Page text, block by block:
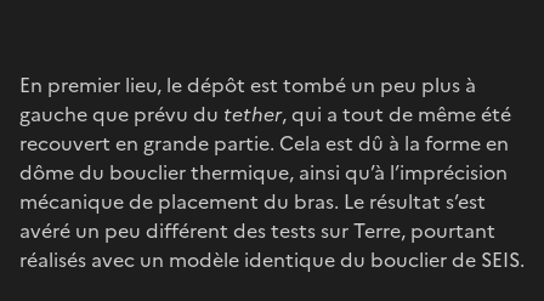
En premier lieu, le dépôt est tombé un peu plus à
gauche que prévu du tether, qui a tout de même été
recouvert en grande partie. Cela est dû à la forme en
dôme du bouclier thermique, ainsi qu’à l’imprécision
mécanique de placement du bras. Le résultat s’est
avéré un peu différent des tests sur Terre, pourtant
réalisés avec un modèle identique du bouclier de SEIS.